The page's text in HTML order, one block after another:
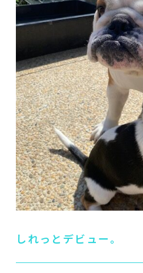
しれっとデビュー。